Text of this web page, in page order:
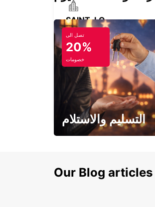
SAINT-LO
AGNEAUX - FRANCE
GRANVILLE
GRANVILLE - FRANCE
تصل الى
20%
خصومات
التسليم والاستلام
Our Blog